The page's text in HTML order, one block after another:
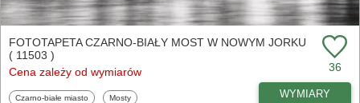
FOTOTAPETA CZARNO-BIAŁY MOST W NOWYM JORKU
( 11503 )
Cena zależy od wymiarów
36
Fototapety
Czarno-białe miasto Fototapety
Mosty WYMIARY